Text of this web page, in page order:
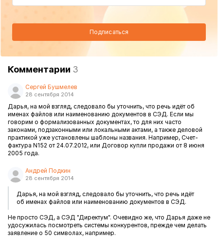
Подписаться
Комментарии 3
Сергей Бушмелев
28 сентября 2014
Дарья, на мой взгляд, следовало бы уточнить, что речь идёт об
именах файлов или наименованию документов в СЭД. Если мы
говорим о формализованных документах, то для них часто
законами, подзаконными или локальными актами, а также деловой
практикой уже установлены шаблоны названия. Например, Счет-
фактура N152 от 24.07.2012, или Договор купли продажи от 8 июня
2005 года.
Андрей Подкин
28 сентября 2014
Дарья, на мой взгляд, следовало бы уточнить, что речь идёт
об именах файлов или наименованию документов в СЭД.
Не просто СЭД, а СЭД "Директум". Очевидно же, что Дарья даже не
удосужилась посмотреть системы конкурентов, прежде чем делать
заявление о 50 символах, например.